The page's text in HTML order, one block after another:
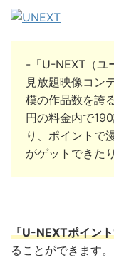
-「U-NEXT（ユ
見放題映像コン
模の作品数を誇
円の料金内で
り、ポイントで
がゲットできた
「U-NEXTポイン
ることができます。